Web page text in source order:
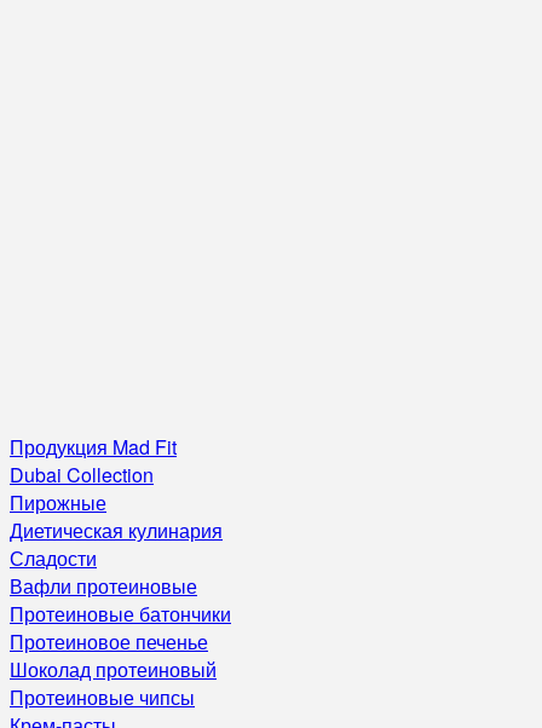
Продукция Mad Fit
Dubai Collection
Пирожные
Диетическая кулинария
Сладости
Вафли протеиновые
Протеиновые батончики
Протеиновое печенье
Шоколад протеиновый
Протеиновые чипсы